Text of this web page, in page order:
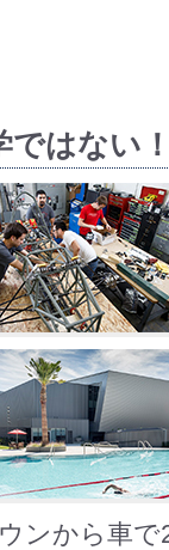
ではない
ンから車で